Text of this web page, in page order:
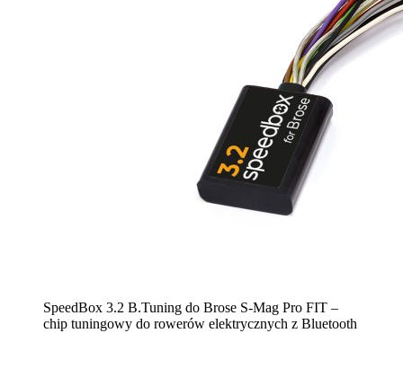
SpeedBox 3.2 B.Tuning do Brose S-Mag Pro FIT –
chip tuningowy do rowerów elektrycznych z Bluetooth